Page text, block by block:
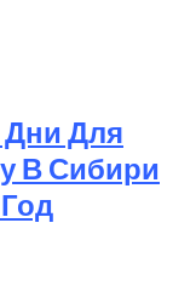
Для
В Сибири